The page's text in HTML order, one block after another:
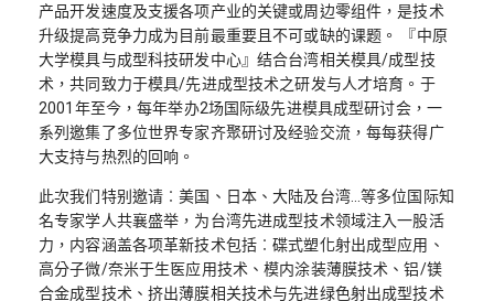
产品开发速度及支援各项产业的关键或周边零组件，是技术
升级提高竞争力成为目前最重要且不可或缺的课题。 『中原
大学模具与成型科技研发中心』结合台湾相关模具/成型技
术，共同致力于模具/先进成型技术之研发与人才培育。于
2001年至今，每年举办2场国际级先进模具成型研讨会，一
系列邀集了多位世界专家齐聚研讨及经验交流，每每获得广
大支持与热烈的回响。
此次我们特别邀请︰美国、日本、大陆及台湾…等多位国际知
名专家学人共襄盛举，为台湾先进成型技术领域注入一股活
力，内容涵盖各项革新技术包括︰碟式塑化射出成型应用、
高分子微/奈米于生医应用技术、模内涂装薄膜技术、铝/镁
合金成型技术、挤出薄膜相关技术与先进绿色射出成型技术